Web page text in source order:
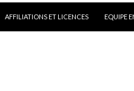
AFFILIATIONS ET LICENCES EQUIPE